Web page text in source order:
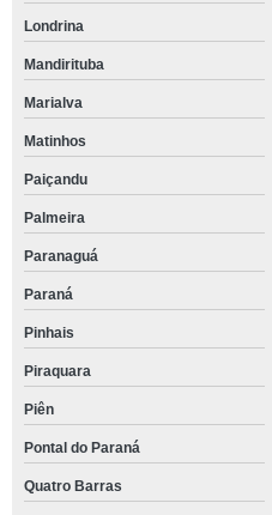
Londrina
Mandirituba
Marialva
Matinhos
Paiçandu
Palmeira
Paranaguá
Paraná
Pinhais
Piraquara
Piên
Pontal do Paraná
Quatro Barras